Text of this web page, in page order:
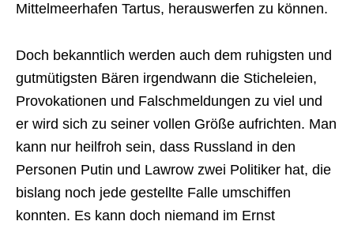
Mittelmeerhafen Tartus, herauswerfen zu können.
Doch bekanntlich werden auch dem ruhigsten und
gutmütigsten Bären irgendwann die Sticheleien,
Provokationen und Falschmeldungen zu viel und
er wird sich zu seiner vollen Größe aufrichten. Man
kann nur heilfroh sein, dass Russland in den
Personen Putin und Lawrow zwei Politiker hat, die
bislang noch jede gestellte Falle umschiffen
konnten. Es kann doch niemand im Ernst